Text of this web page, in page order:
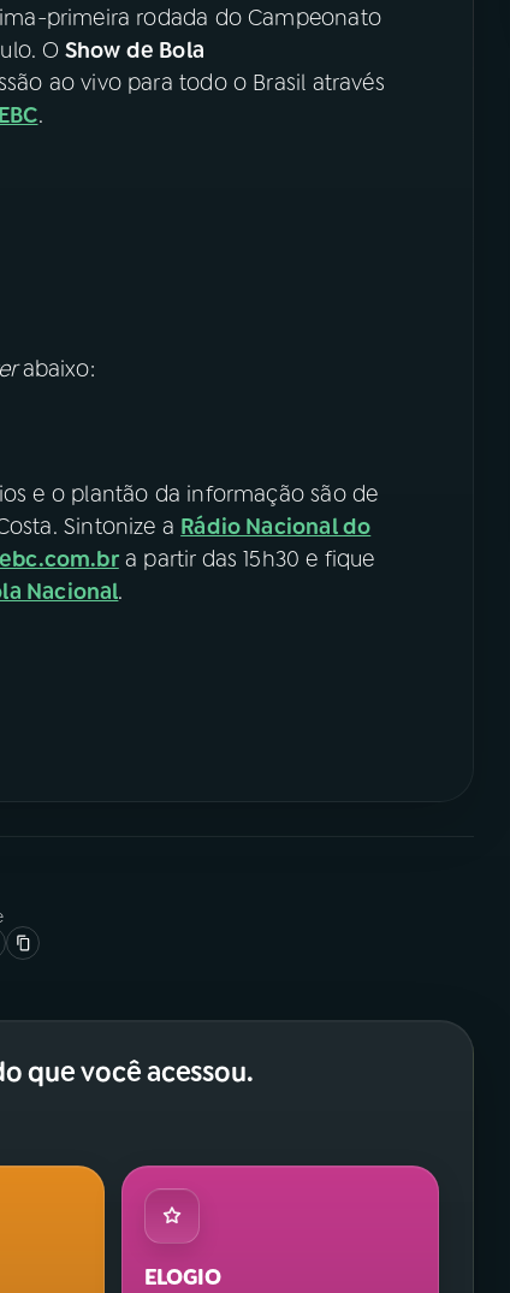
primeira rodada do Campeonato
O Show de Bola
ao vivo para todo o Brasil através
.
abaixo:
e o plantão da informação são de
Sintonize a Rádio Nacional do
a partir das 15h30 e fique
Nacional.
que você acessou.
ELOGIO